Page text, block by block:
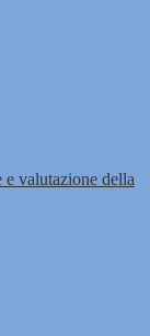
e valutazione della